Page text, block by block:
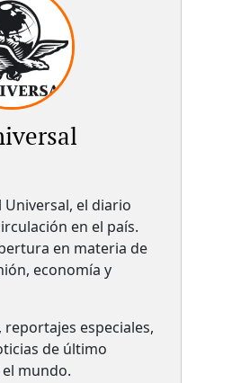
Universal, el diario
en el país.​
en materia de
economía y
especiales,
de último
mundo.